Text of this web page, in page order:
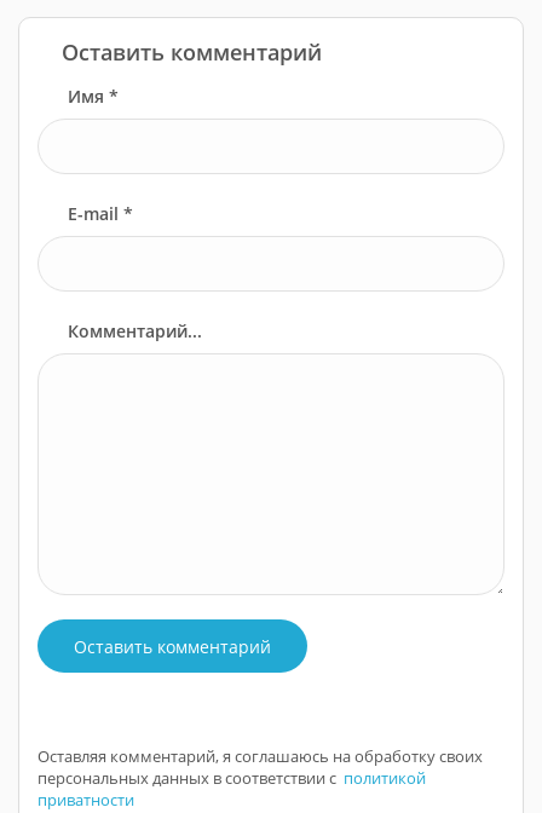
Оставить комментарий
Имя *
E-mail *
Комментарий...
Оставить комментарий
Оставляя комментарий, я соглашаюсь на обработку своих
персональных данных в соответствии с политикой
приватности